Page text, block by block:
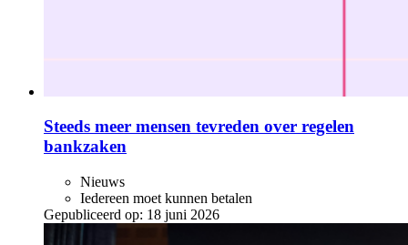
Steeds meer mensen tevreden over regelen
bankzaken
Nieuws
Iedereen moet kunnen betalen
Gepubliceerd op: 18 juni 2026